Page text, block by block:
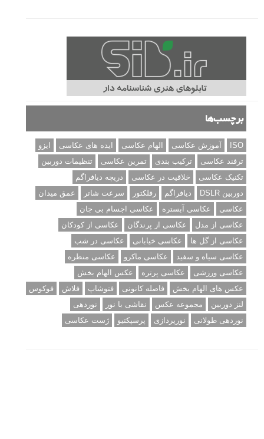
برچسب‌ها
ISO آموزش عکاسی الهام عکاسی ایده های عکاسی
ایزو
ترفند عکاسی
ترکیب بندی تمرین عکاسی
تنظیمات دوربین
تکنیک عکاسی
خلاقیت در عکاسی
دریچه دیافراگم
دوربین DSLR
دیافراگم رفلکتور سرعت شاتر
عمق میدان
عکاسی
عکاسی آبستره
عکاسی اجسام بی جان
عکاسی از مدل
عکاسی از پرندگان
عکاسی از کودکان
عکاسی از گل ها
عکاسی خیابانی
عکاسی در شب
عکاسی سیاه و سفید
عکاسی ماکرو
عکاسی منظره
عکاسی ورزشی
عکاسی پرتره
عکس الهام بخش
عکس های الهام بخش
فاصله کانونی فتوشاپ فلاش
فوکوس
لنز دوربین
مجموعه عکس نقاشی با نور
نوردهی
نوردهی طولانی
نورپردازی پرسپکتیو ژست عکاسی